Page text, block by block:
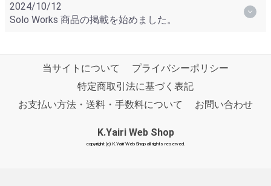
2024/10/12
Solo Works 商品の掲載を始めました。
当サイトについて
プライバシーポリシー
特定商取引法に基づく表記
お支払い方法・送料・手数料について
お問い合わせ
K.Yairi Web Shop
copyright (c) K.Yairi Web Shop all rights reserved.